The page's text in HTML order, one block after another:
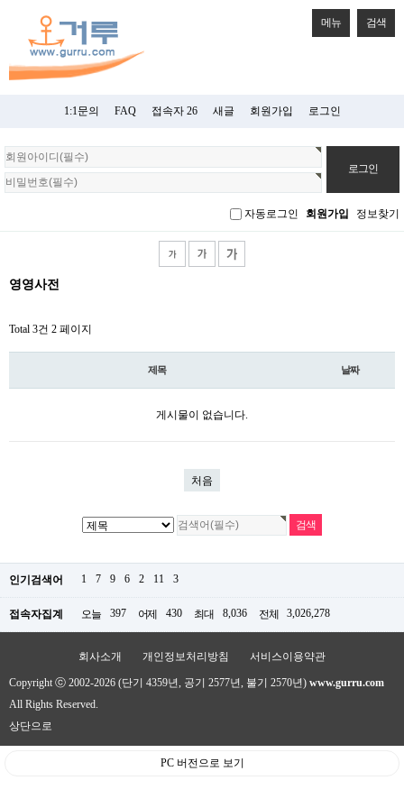
메뉴 검색
1:1문의 FAQ 접속자 26 새글 회원가입 로그인
회
원
로
자동로그인 회원가입 정보찾기
영영사전
Total 3건 2 페이지
제목 날짜
게시물이 없습니다.
처음
인기검색어 1 7 9 6 2 11 3
접속자집계 오늘 397 어제 430 최대 8,036 전체 3,026,278
회사소개 개인정보처리방침 서비스이용약관
Copyright ⓒ 2002-2026 (단기 4359년, 공기 2577년, 불기 2570년) www.gurru.com
All Rights Reserved.
상단으로
PC 버전으로 보기